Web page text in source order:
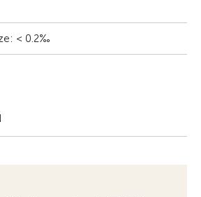
< 0.2‰